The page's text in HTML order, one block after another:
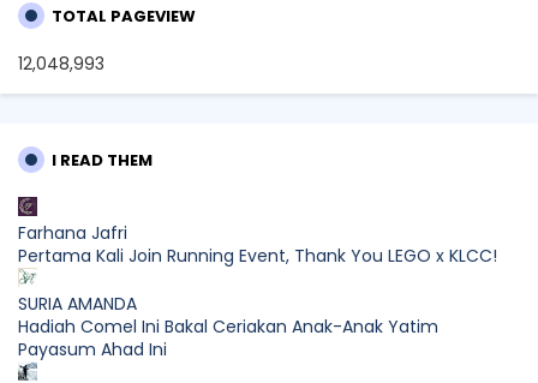
TOTAL PAGEVIEW
12,048,993
I READ THEM
Farhana Jafri
Pertama Kali Join Running Event, Thank You LEGO x KLCC!
SURIA AMANDA
Hadiah Comel Ini Bakal Ceriakan Anak-Anak Yatim
Payasum Ahad Ini